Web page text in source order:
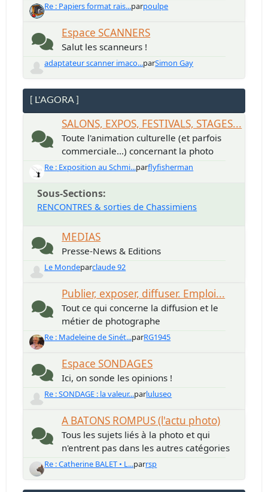
Re : Papiers format rais...parpoulpe
Espace SCANNERS
Salut les scanneurs !
adaptateur scanner imaco...parSimon Gay
[ L'AGORA ]
SALONS, EXPOS, FESTIVALS, STAGES...
Toute l'animation culturelle (et parfois
commerciale...) concernant la photo
Re : Exposition au Schmi...parflyfisherman
Sous-Sections
RENCONTRES & sorties de Chassimiens
MEDIAS
Presse-News & Editions
Le Mondeparclaude 92
Publier, exposer, diffuser. Emploi...
Tout ce qui concerne la diffusion et le
métier de photographe
Re : Madeleine de Sinét...parRG1945
Espace SONDAGES
Ici, on sonde les opinions !
Re : SONDAGE : la valeur...parluluseo
A BATONS ROMPUS (l'actu photo)
Tous les sujets liés à la photo et qui
n'entrent pas dans les autres catégories
Re : Catherine BALET • L...parrsp